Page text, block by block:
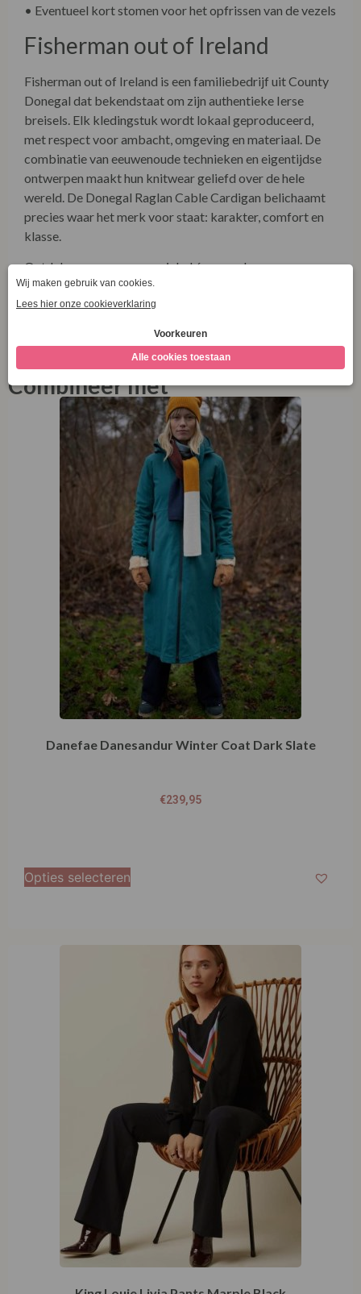
• Eventueel kort stomen voor het opfrissen van de vezels
Fisherman out of Ireland
Fisherman out of Ireland is een familiebedrijf uit County
Donegal dat bekendstaat om zijn authentieke Ierse
breisels. Elk kledingstuk wordt lokaal geproduceerd,
met respect voor ambacht, omgeving en materiaal. De
combinatie van eeuwenoude technieken en eigentijdse
ontwerpen maakt hun knitwear geliefd over de hele
wereld. De Donegal Raglan Cable Cardigan belichaamt
precies waar het merk voor staat: karakter, comfort en
klasse.
Ontdek meer over onze winkel én onze duurzame
collecties via onze socials!
Bezoekwww.facebook.com/LaVieEnRoseDamesmode
Combineer met
Danefae Danesandur Winter Coat Dark Slate
€239,95
Opties selecteren